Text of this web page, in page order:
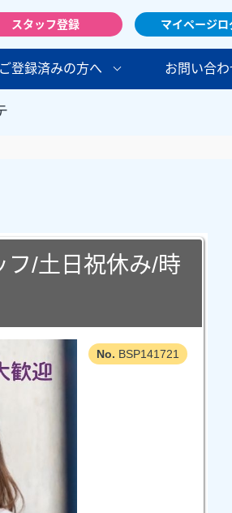
スタッフ登録 マイページロ
登録済みの方へ お問い合わ
/土日祝休み/時
BSP141721